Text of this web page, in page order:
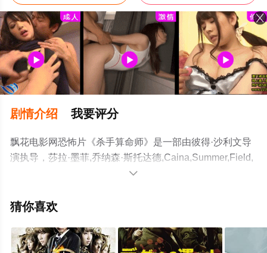
剧情介绍 我要评分
飘花电影网恐怖片《杀手算命师》是一部由彼得·沙利文导
演执导，莎拉·墨菲,乔纳森·斯托达德,Caina,Summer,Field,
娜塔莉·丹尼尔斯,杰西卡·凯撒等演员精彩演绎的美国电影，
更多相关信息可移步至豆瓣电影、电视猫或剧情网等平台

猜你喜欢